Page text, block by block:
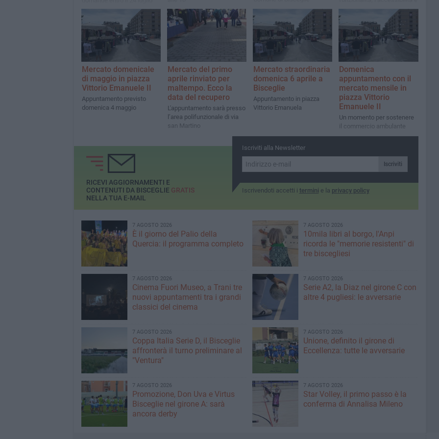
le condizioni igieniche per
venditori e acquirenti
Mercato domenicale
di maggio in piazza
Vittorio Emanuele II
Appuntamento previsto
domenica 4 maggio
Mercato del primo
aprile rinviato per
maltempo. Ecco la
data del recupero
L'appuntamento sarà presso
l’area polifunzionale di via
san Martino
Mercato straordinaria
domenica 6 aprile a
Bisceglie
Appuntamento in piazza
Vittorio Emanuela
Domenica
appuntamento con il
mercato mensile in
piazza Vittorio
Emanuele II
Un momento per sostenere
il commercio ambulante
Iscriviti alla Newsletter
Iscriviti
Iscrivendoti accetti i termini e la privacy policy
RICEVI AGGIORNAMENTI E
CONTENUTI DA BISCEGLIE GRATIS
NELLA TUA E-MAIL
7 AGOSTO 2026
È il giorno del Palio della
Quercia: il programma completo
7 AGOSTO 2026
10mila libri al borgo, l'Anpi
ricorda le "memorie resistenti" di
tre biscegliesi
7 AGOSTO 2026
Cinema Fuori Museo, a Trani tre
nuovi appuntamenti tra i grandi
classici del cinema
7 AGOSTO 2026
Serie A2, la Diaz nel girone C con
altre 4 pugliesi: le avversarie
7 AGOSTO 2026
Coppa Italia Serie D, il Bisceglie
affronterà il turno preliminare al
"Ventura"
7 AGOSTO 2026
Unione, definito il girone di
Eccellenza: tutte le avversarie
7 AGOSTO 2026
Promozione, Don Uva e Virtus
Bisceglie nel girone A: sarà
ancora derby
7 AGOSTO 2026
Star Volley, il primo passo è la
conferma di Annalisa Mileno